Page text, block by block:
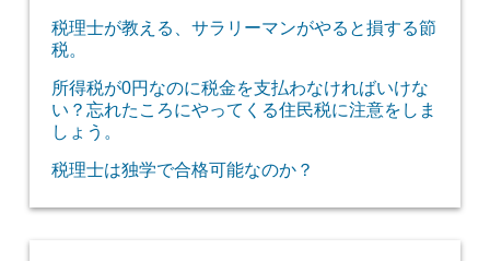
税理士が教える、サラリーマンがやると損する節
税。
所得税が0円なのに税金を支払わなければいけな
い？忘れたころにやってくる住民税に注意をしま
しょう。
税理士は独学で合格可能なのか？